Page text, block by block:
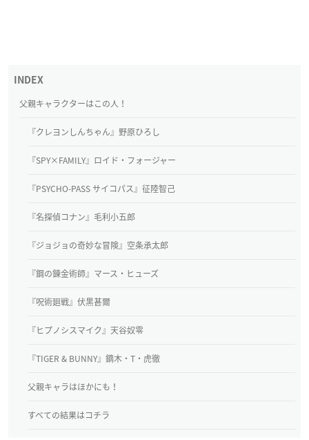
父親キャラクターはこの人！
『クレヨンしんちゃん』野原ひろし
『SPY×FAMILY』ロイド・フォージャー
『PSYCHO-PASS サイコパス』征陸智己
『名探偵コナン』毛利小五郎
『ジョジョの奇妙な冒険』空条承太郎
『鋼の錬金術師』マース・ヒューズ
『呪術廻戦』伏黒甚爾
『ヒプノシスマイク』天谷奴零
『TIGER & BUNNY』鏑木・T・虎徹
父親キャラはほかにも！
すべての結果はコチラ